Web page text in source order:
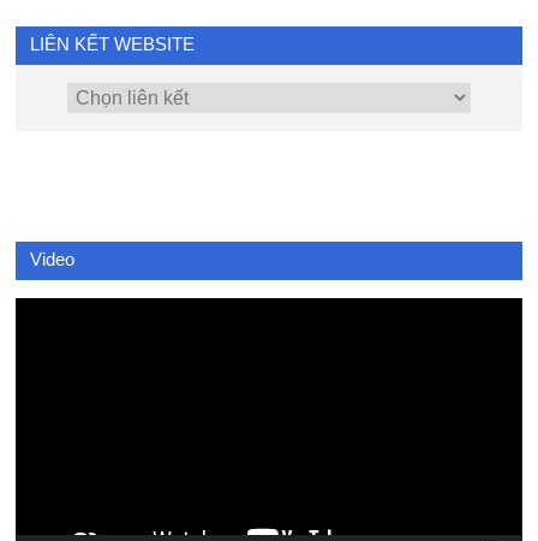
LIÊN KẾT WEBSITE
Video